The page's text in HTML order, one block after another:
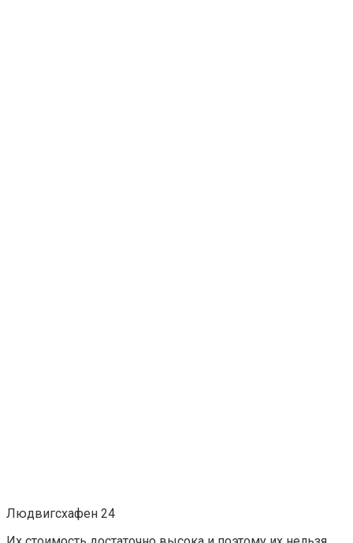
Людвигсхафен 24